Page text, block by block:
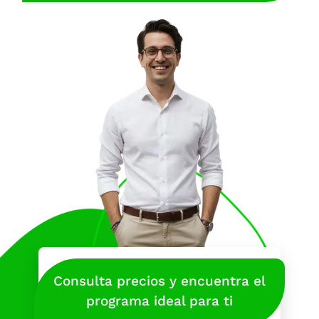
Consulta precios y encuentra el
programa ideal para ti